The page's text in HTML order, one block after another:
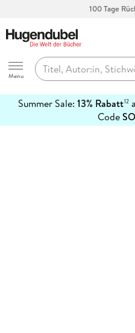
100 Tage
Hugendubel
Menu
Summer Sale: 13% Rabatt12
Code
erfahren